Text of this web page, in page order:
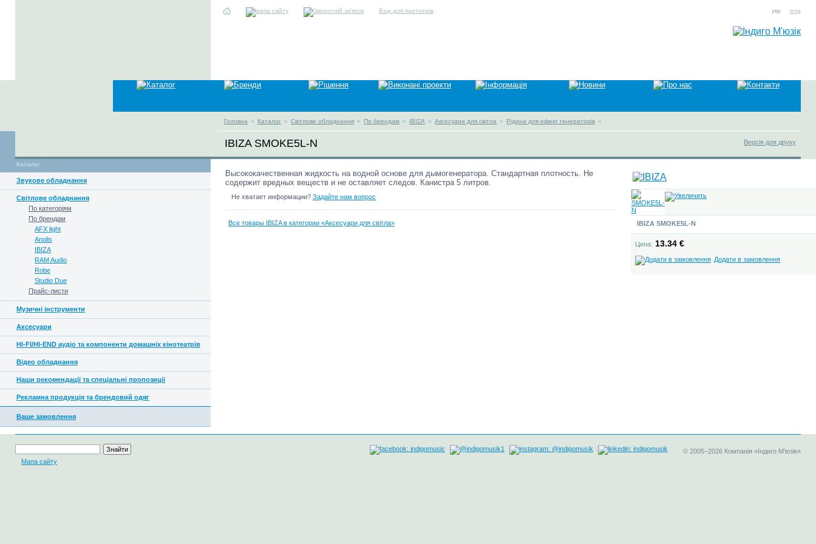
Вхід для партнерів укр eng
Головна » Каталог » Світлове обладнання » По брендам » IBIZA » Аксесуари для світла » Рідина для ефект генераторів »
IBIZA SMOKE5L-N Версія для друку
Каталог
Звукове обладнання
Світлове обладнання
По категоріям
По брендам
AFX light
Anolis
IBIZA
RAM Audio
Robe
Studio Due
Прайс-листи
Музичні інструменти
Аксесуари
HI-FI/HI-END аудіо та компоненти домашніх кінотеатрів
Відео обладнання
Наши рекомендації та спеціальні пропозиції
Рекламна продукція та брендовий одяг
Ваше замовлення
Высококачественная жидкость на водной основе для дымогенератора. Стандартная плотность. Не
содержит вредных веществ и не оставляет следов. Канистра 5 литров.
Не хватает информации? Задайте нам вопрос
Все товары IBIZA в категории «Аксесуари для світла» IBIZA SMOKE5L-N
Цена: 13.34 €
Додати в замовлення
Мапа сайту
© 2005–2026 Компанія «Індиго М'юзік»